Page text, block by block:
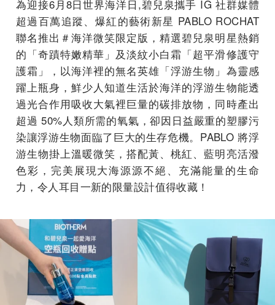
為迎接6月8日世界海洋日,碧兒泉攜手 IG 社群媒體
超過百萬追蹤、爆紅的藝術新星 PABLO ROCHAT
聯名推出＃海洋微笑限定版，精選碧兒泉明星熱銷
的「奇蹟特嫩精華」及淡紋小白霜「超平滑修護守
護霜」，以海洋裡的無名英雄「浮游生物」為靈感
躍上瓶身，鮮少人知道生活於海洋的浮游生物能透
過光合作用吸收大氣裡巨量的碳排放物，同時產出
超過 50%人類所需的氧氣，卻因日益嚴重的塑膠污
染讓浮游生物面臨了巨大的生存危機。PABLO 將浮
游生物掛上溫暖微笑，搭配黃、桃紅、藍明亮活潑
色彩，完美展現大海源源不絕、充滿能量的生命
力，令人耳目一新的限量設計值得收藏！